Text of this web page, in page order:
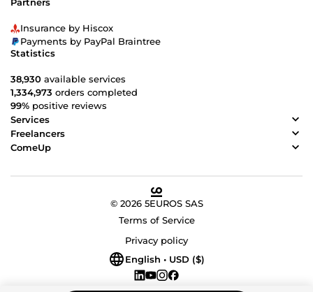
Partners
Insurance by Hiscox
Payments by PayPal Braintree
Statistics
38,930 available services
1,334,973 orders completed
99% positive reviews
Services
Freelancers
ComeUp
© 2026 5EUROS SAS
Terms of Service
Privacy policy
English • USD ($)